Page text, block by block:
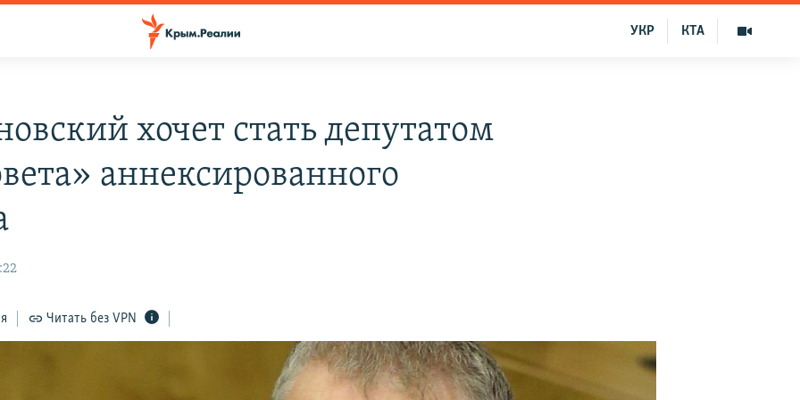
КТА
УКР
хочет стать депутатом
аннексированного
Читать без VPN